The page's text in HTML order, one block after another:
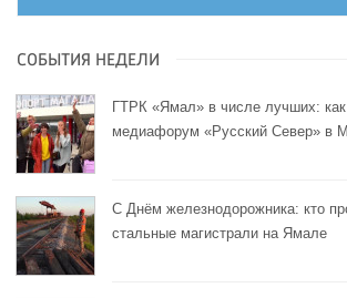
СОБЫТИЯ НЕДЕЛИ
ГТРК «Ямал» в числе лучших:
медиафорум «Русский Север» в
С Днём железнодорожника: кто
стальные магистрали на Ямале